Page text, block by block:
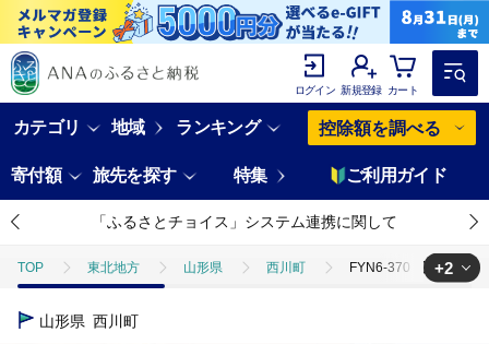
ログイン 新規登録 カート
カテゴリ 地域 ランキング 控除額を調べる
寄付額 旅先を探す 特集 ご利用ガイド
「ふるさとチョイス」システム連携に関して
TOP 東北地方 山形県 西川町 FYN6-370 【旅館仙台
TOP
+2
山形県 西川町